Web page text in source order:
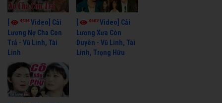
4434Video] Cải
Lương Nợ Cha Con
Trả - Vũ Linh, Tài
Linh
3602Video] Cải
Lương Xưa Còn
Duyên - Vũ Linh, Tài
Linh, Trọng Hữu